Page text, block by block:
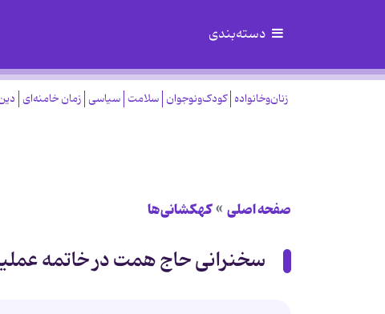
دسته‌بندی
زنان‌وخانواده کودک‌ونوجوان سلامت سیاسی زمان خامنه‌ای
صفحه اصلی کهکشانی‌ها
سخنرانی حاج همت در خاتمه